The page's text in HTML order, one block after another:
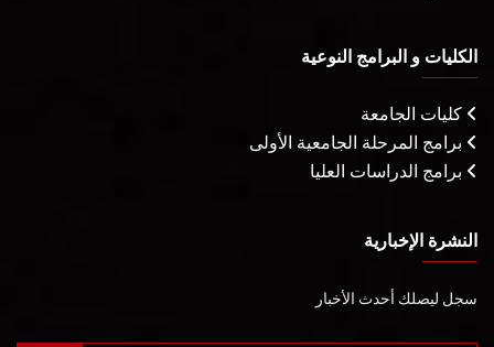
الكليات و البرامج النوعية
كليات الجامعة
برامج المرحلة الجامعية الأولى
برامج الدراسات العليا
النشرة الإخبارية
سجل ليصلك أحدث الأخبار